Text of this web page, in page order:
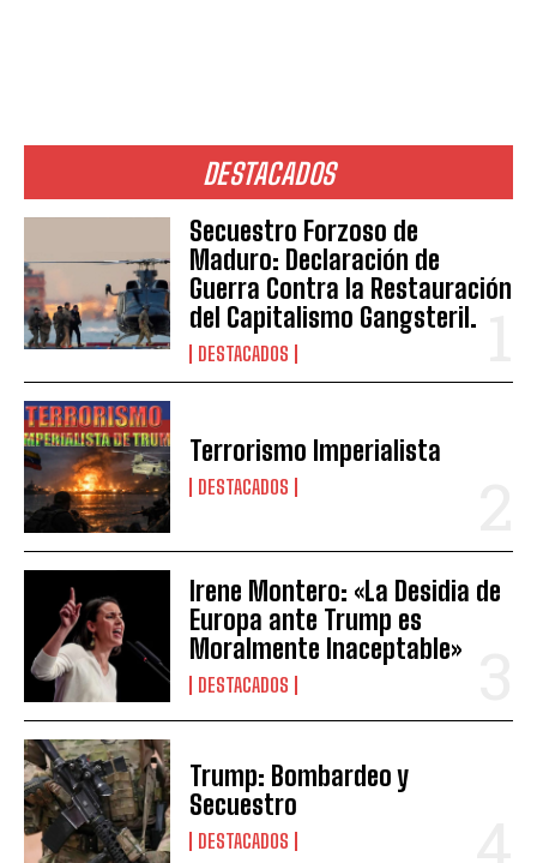
DESTACADOS
Secuestro Forzoso de
Maduro: Declaración de
Guerra Contra la Restauración
del Capitalismo Gangsteril.
DESTACADOS
Terrorismo Imperialista
DESTACADOS
Irene Montero: «La Desidia de
Europa ante Trump es
Moralmente Inaceptable»
DESTACADOS
Trump: Bombardeo y
Secuestro
DESTACADOS